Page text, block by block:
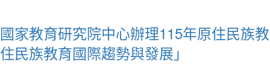
國家教育研究院中心辦理115年原住民族
住民族教育國際趨勢與發展」